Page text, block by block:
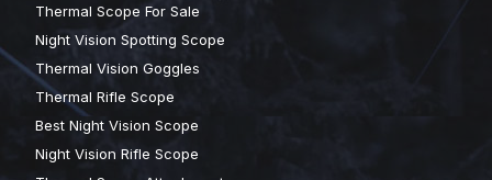
Thermal Scope For Sale
Night Vision Spotting Scope
Thermal Vision Goggles
Thermal Rifle Scope
Best Night Vision Scope
Night Vision Rifle Scope